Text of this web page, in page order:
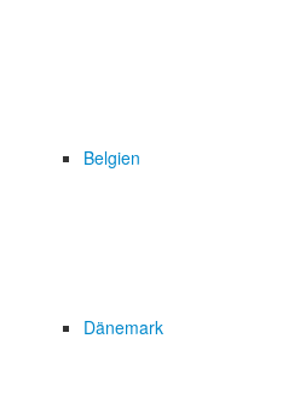
Belgien
Dänemark